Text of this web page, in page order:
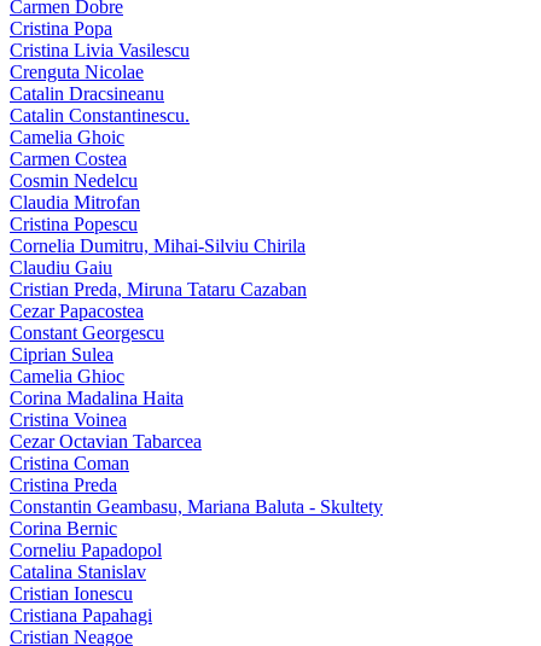
Carmen Dobre
Cristina Popa
Cristina Livia Vasilescu
Crenguta Nicolae
Catalin Dracsineanu
Catalin Constantinescu.
Camelia Ghoic
Carmen Costea
Cosmin Nedelcu
Claudia Mitrofan
Cristina Popescu
Cornelia Dumitru, Mihai‑Silviu Chirila
Claudiu Gaiu
Cristian Preda, Miruna Tataru Cazaban
Cezar Papacostea
Constant Georgescu
Ciprian Sulea
Camelia Ghioc
Corina Madalina Haita
Cristina Voinea
Cezar Octavian Tabarcea
Cristina Coman
Cristina Preda
Constantin Geambasu, Mariana Baluta - Skultety
Corina Bernic
Corneliu Papadopol
Catalina Stanislav
Cristian Ionescu
Cristiana Papahagi
Cristian Neagoe